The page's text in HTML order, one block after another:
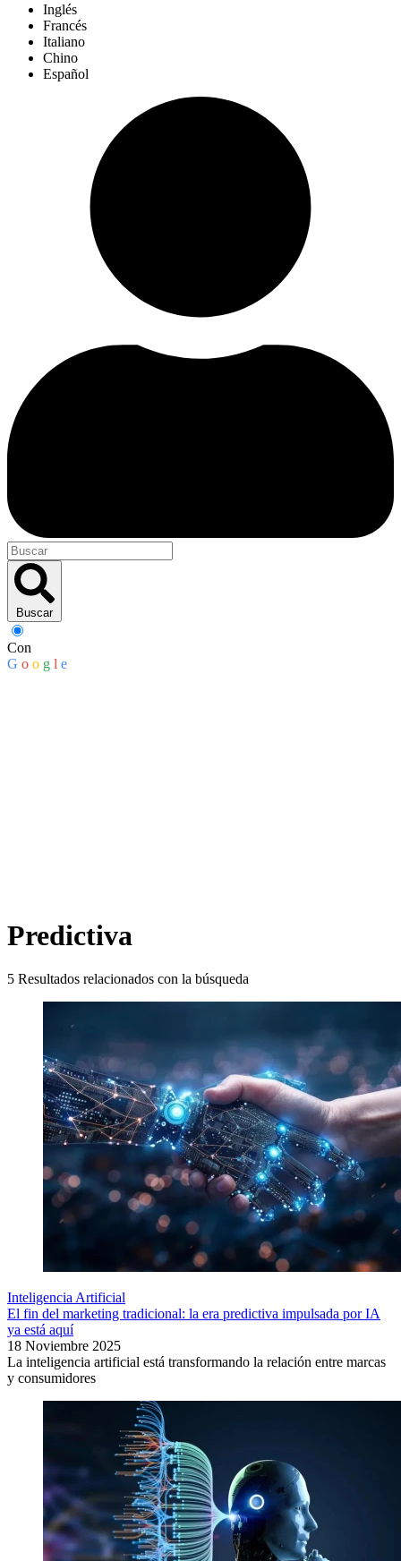
Inglés
Francés
Italiano
Chino
Español
Buscar
Con
G o o g l e
Predictiva
5 Resultados relacionados con la búsqueda
Inteligencia Artificial
El fin del marketing tradicional: la era predictiva impulsada por IA
ya está aquí
18 Noviembre 2025
La inteligencia artificial está transformando la relación entre marcas
y consumidores